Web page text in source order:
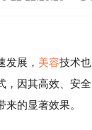
发展， 美容技术
，因其高效、安
的显著效果。